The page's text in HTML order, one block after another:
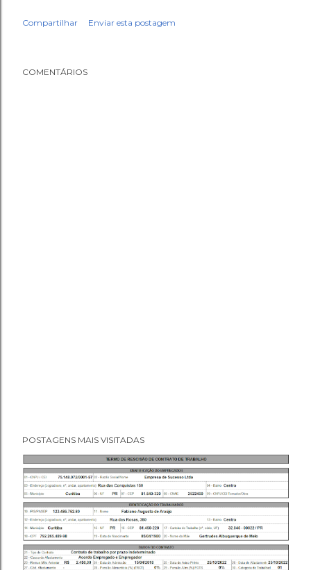
Compartilhar Enviar esta postagem
COMENTÁRIOS
POSTAGENS MAIS VISITADAS